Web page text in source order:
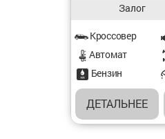
Залог
Характеристики
Кросcовер
Aвтомат
Бензин
ДЕТАЛЬНЕЕ